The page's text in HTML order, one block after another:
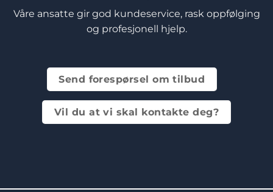
Våre ansatte gir god kundeservice, rask oppfølging
og profesjonell hjelp.
Send forespørsel om tilbud
Vil du at vi skal kontakte deg?